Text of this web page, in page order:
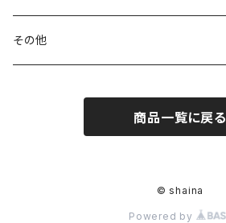
その他
商品一覧に戻る
© shaina
Powered by